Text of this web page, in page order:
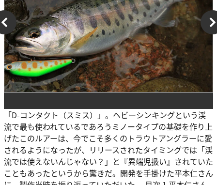
「D-コンタクト（スミス）」。ヘビーシンキングという渓
流で最も使われているであろうミノータイプの基礎を作り上
げたこのルアーは、今でこそ多くのトラウトアングラーに愛
されるようになったが、リリースされたタイミングでは「渓
流では使えないんじゃない？」と『異端児扱い』されていた
こともあったというから驚きだ。開発を手掛けた平本仁さん